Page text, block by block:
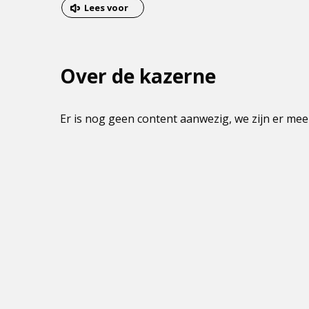
het
Dit
pagina
Lees voor
Over de kazerne
Er is nog geen content aanwezig, we zijn er